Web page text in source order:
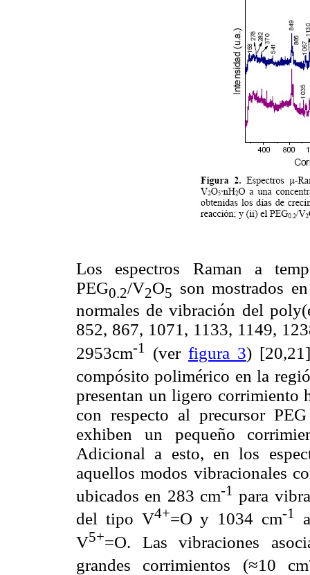
Los espectros Raman a
PEG0.2/V2O5 son mostrados
normales de vibración del
852, 867, 1071, 1133, 1149,
2953cm-1 (ver figura 3)
compósito polimérico en la
presentan un ligero corrimiento
con respecto al precursor
exhiben un pequeño
Adicional a esto, en los
aquellos modos vibracionales
ubicados en 283 cm-1 para
del tipo V4+=O y 1034 cm-1
V5+=O. Las vibraciones
grandes corrimientos (≈10 cm